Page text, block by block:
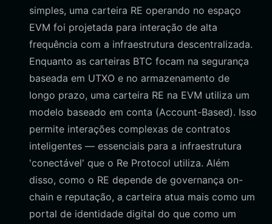
simples, uma carteira RE operando no espaço
EVM foi projetada para interação de alta
frequência com a infraestrutura descentralizada.
Enquanto as carteiras BTC focam na segurança
baseada em UTXO e no armazenamento de
longo prazo, uma carteira RE na EVM utiliza um
modelo baseado em conta (Account-Based). Isso
permite interações complexas de contratos
inteligentes — essenciais para a infraestrutura
'conectável' que o Re Protocol utiliza. Além
disso, como o RE depende de governança on-
chain e reputação, a carteira atua mais como um
portal de identidade digital do que como um